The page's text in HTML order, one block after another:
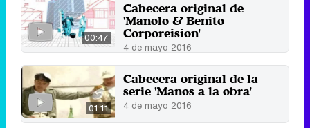
00:47
Cabecera original de
'Manolo & Benito
Corporeision'
4 de mayo 2016
01:11
Cabecera original de la
serie 'Manos a la obra'
4 de mayo 2016